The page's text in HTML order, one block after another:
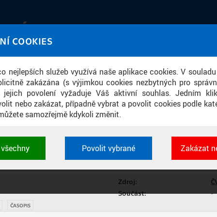
COOKIES
nejlepších služeb využívá naše aplikace cookies. V
zakázána (s výjimkou cookies nezbytných pro
povolení vyžaduje Váš aktivní souhlas. Jedním
nebo zakázat, případně vybrat a povolit cookies podle
samozřejmě kdykoli změnit.
a identifikátorů relace. Jsou nezbytné pro
vždy aktivní.
Povolit vybrané Zakázat
obrazem a zvukem
PRAŽSKÁ TECHNIKA 1/2021
Zdroj:
Součást:
-
ČASOPIS